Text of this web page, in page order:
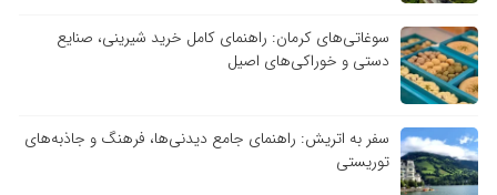
سوغاتی‌های کرمان: راهنمای کامل خرید شیرینی، صنایع
دستی و خوراکی‌های اصیل
سفر به اتریش: راهنمای جامع دیدنی‌ها، فرهنگ و جاذبه‌های
توریستی